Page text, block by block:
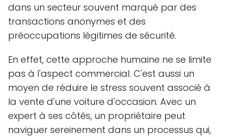
dans un secteur souvent marqué par des
transactions anonymes et des
préoccupations légitimes de sécurité.
En effet, cette approche humaine ne se limite
pas à l'aspect commercial. C'est aussi un
moyen de réduire le stress souvent associé à
la vente d'une voiture d'occasion. Avec un
expert à ses côtés, un propriétaire peut
naviguer sereinement dans un processus qui,